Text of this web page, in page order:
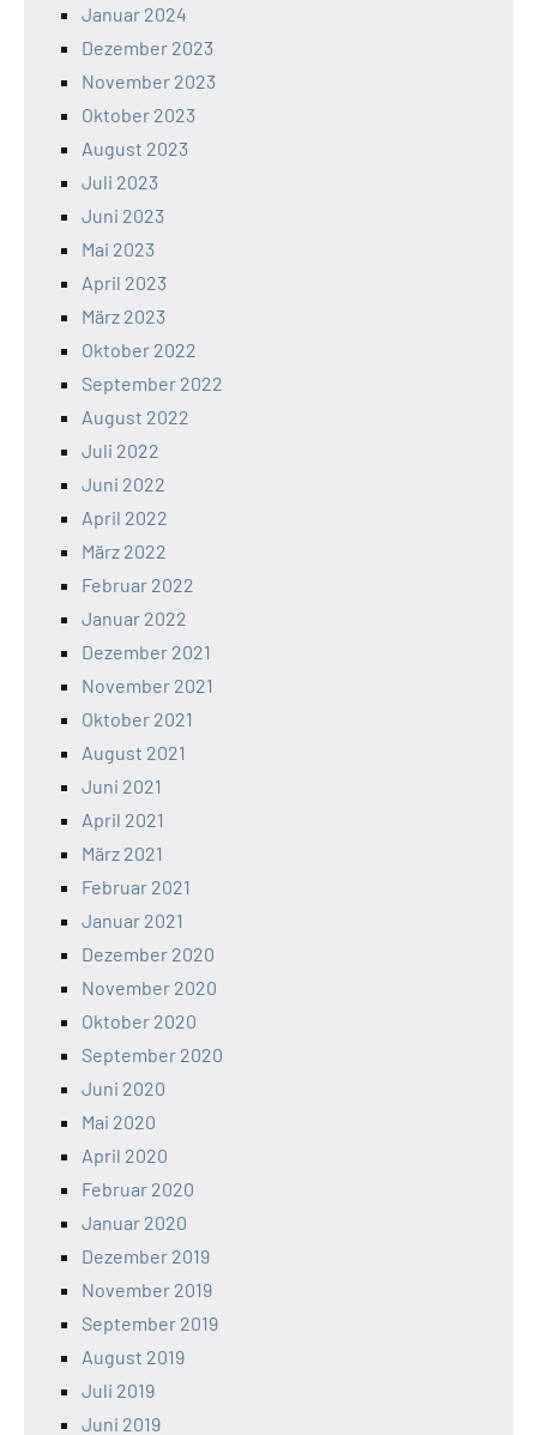
Januar 2024
Dezember 2023
November 2023
Oktober 2023
August 2023
Juli 2023
Juni 2023
Mai 2023
April 2023
März 2023
Oktober 2022
September 2022
August 2022
Juli 2022
Juni 2022
April 2022
März 2022
Februar 2022
Januar 2022
Dezember 2021
November 2021
Oktober 2021
August 2021
Juni 2021
April 2021
März 2021
Februar 2021
Januar 2021
Dezember 2020
November 2020
Oktober 2020
September 2020
Juni 2020
Mai 2020
April 2020
Februar 2020
Januar 2020
Dezember 2019
November 2019
September 2019
August 2019
Juli 2019
Juni 2019